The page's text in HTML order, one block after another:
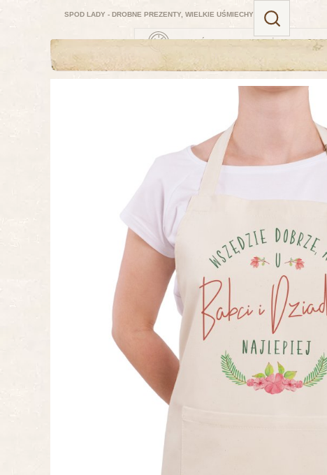
ZAMÓW TERAZ — NAJBLIŻSZA DOSTAWA:
SPOD LADY - DROBNE PREZENTY, WIELKIE UŚMIECHY